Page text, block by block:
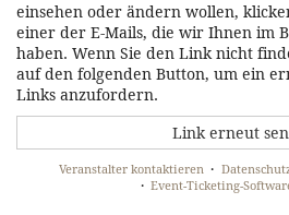
einsehen oder ändern wollen,
einer der E-Mails, die wir Ihnen im
haben. Wenn Sie den Link nicht
auf den folgenden Button, um ein
Links anzufordern.
Link erneut
Veranstalter kontaktieren
Event-Ticketing-